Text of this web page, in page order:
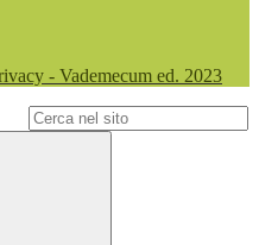
- Vademecum ed. 2023